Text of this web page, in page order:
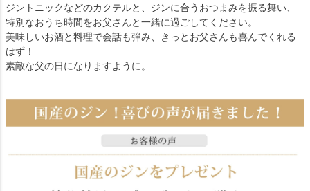
ジントニックなどのカクテルと、ジンに合うおつまみを振る舞い、
特別なおうち時間をお父さんと一緒に過ごしてください。
美味しいお酒と料理で会話も弾み、きっとお父さんも喜んでくれる
はず！
素敵な父の日になりますように。